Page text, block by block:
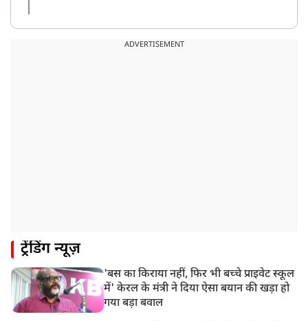
ADVERTISEMENT
ट्रेंडिंग न्यूज़
'बस का किराया नहीं, फिर भी बच्चे प्राइवेट स्कूल
में' केरल के मंत्री ने दिया ऐसा बयान की खड़ा हो
गया बड़ा बवाल